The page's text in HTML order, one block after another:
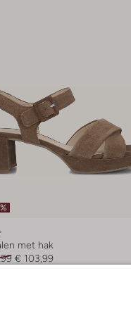
met hak
€ 103,99